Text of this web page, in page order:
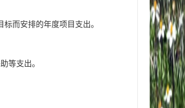
而安排的年度项目支出。
等支出。